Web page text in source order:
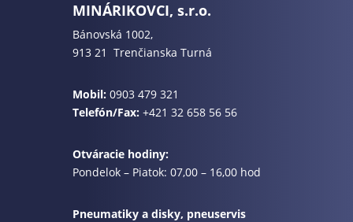
MINÁRIKOVCI, s.r.o.
Bánovská 1002,
913 21 Trenčianska Turná
Mobil: 0903 479 321
Telefón/Fax:+421 32 658 56 56
Otváracie hodiny:
Pondelok – Piatok: 07,00 – 16,00 hod
Pneumatiky a disky, pneuservis